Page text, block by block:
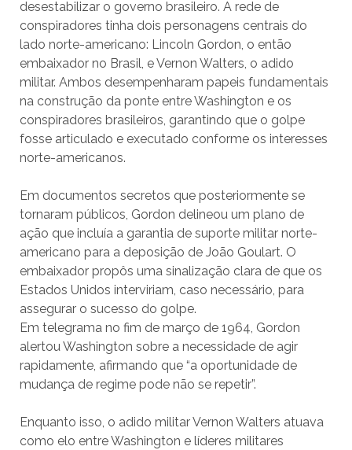
desestabilizar o governo brasileiro. A rede de
conspiradores tinha dois personagens centrais do
lado norte-americano: Lincoln Gordon, o então
embaixador no Brasil, e Vernon Walters, o adido
militar. Ambos desempenharam papeis fundamentais
na construção da ponte entre Washington e os
conspiradores brasileiros, garantindo que o golpe
fosse articulado e executado conforme os interesses
norte-americanos.
Em documentos secretos que posteriormente se
tornaram públicos, Gordon delineou um plano de
ação que incluía a garantia de suporte militar norte-
americano para a deposição de João Goulart. O
embaixador propôs uma sinalização clara de que os
Estados Unidos interviriam, caso necessário, para
assegurar o sucesso do golpe.
Em telegrama no fim de março de 1964, Gordon
alertou Washington sobre a necessidade de agir
rapidamente, afirmando que “a oportunidade de
mudança de regime pode não se repetir”.
Enquanto isso, o adido militar Vernon Walters atuava
como elo entre Washington e líderes militares